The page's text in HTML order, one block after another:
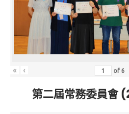
« ‹ of 6
第二屆常務委員會